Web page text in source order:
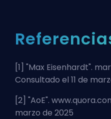
[1] "Max Eisenhardt".
Consultado el 11 de
[2] "AoE".
marzo de 2025